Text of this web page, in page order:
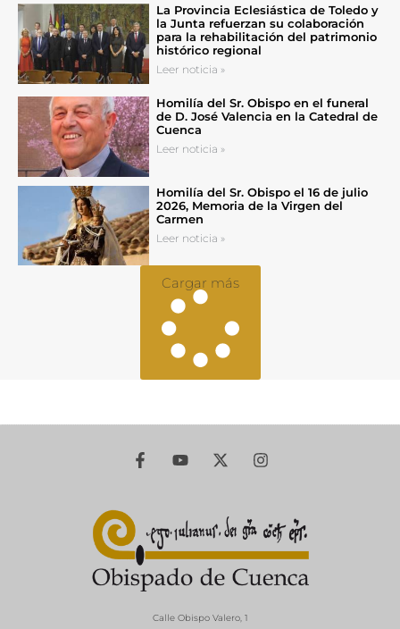
La Provincia Eclesiástica de Toledo y
la Junta refuerzan su colaboración
para la rehabilitación del patrimonio
histórico regional
Leer noticia »
Homilía del Sr. Obispo en el funeral
de D. José Valencia en la Catedral de
Cuenca
Leer noticia »
Homilía del Sr. Obispo el 16 de julio
2026, Memoria de la Virgen del
Carmen
Leer noticia »
Cargar más
Calle Obispo Valero, 1